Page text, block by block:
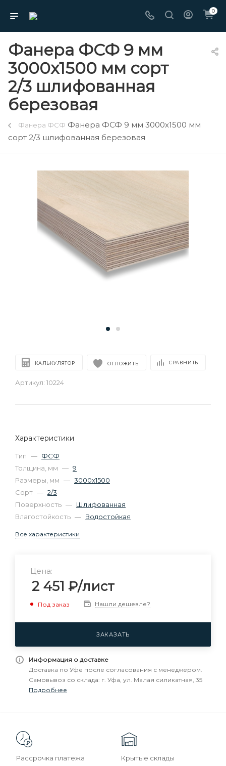
0
Фанера ФСФ 9 мм
3000х1500 мм сорт
2/3 шлифованная
березовая
Фанера ФСФ Фанера ФСФ 9 мм 3000х1500 мм
сорт 2/3 шлифованная березовая
КАЛЬКУЛЯТОР ОТЛОЖИТЬ СРАВНИТЬ
Артикул: 10224
Характеристики
Тип — ФСФ
Толщина, мм — 9
Размеры, мм — 3000х1500
Сорт — 2/3
Поверхность — Шлифованная
Влагостойкость — Водостойкая
Все характеристики
Цена:
2 451 ₽/лист
Под заказ Нашли дешевле?
ЗАКАЗАТЬ
Информация о доставке
Доставка по Уфе после согласования с менеджером.
Самовывоз со склада: г. Уфа, ул. Малая силикатная, 35
Подробнее
Рассрочка платежа Крытые склады